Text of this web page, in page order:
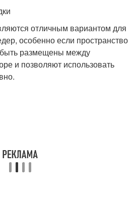
отличным вариантом для
особенно если пространство
размещены между
и позволяют использовать